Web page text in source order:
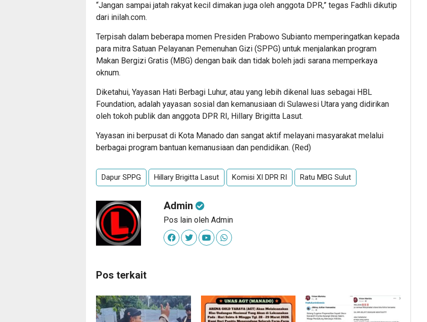
“Jangan sampai jatah rakyat kecil dimakan juga oleh anggota DPR,” tegas Fadhli dikutip
dari inilah.com.
Terpisah dalam beberapa momen Presiden Prabowo Subianto memperingatkan kepada
para mitra Satuan Pelayanan Pemenuhan Gizi (SPPG) untuk menjalankan program
Makan Bergizi Gratis (MBG) dengan baik dan tidak boleh jadi sarana memperkaya
oknum.
Diketahui, Yayasan Hati Berbagi Luhur, atau yang lebih dikenal luas sebagai HBL
Foundation, adalah yayasan sosial dan kemanusiaan di Sulawesi Utara yang didirikan
oleh tokoh publik dan anggota DPR RI, Hillary Brigitta Lasut.
Yayasan ini berpusat di Kota Manado dan sangat aktif melayani masyarakat melalui
berbagai program bantuan kemanusiaan dan pendidikan. (Red)
Dapur SPPG Hillary Brigitta Lasut Komisi XI DPR RI Ratu MBG Sulut
Admin
Pos lain oleh Admin
Pos terkait